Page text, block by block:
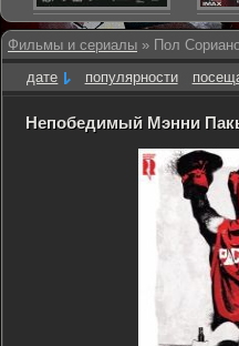
Фильмы и сериалы » Пол
дате
популярности
Непобедимый Мэнни